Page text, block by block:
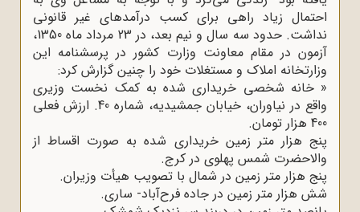
احتمال زیاد راهی برای کسب درآمدهای غیر قانونی
نداشت. حدود سه سال و نیم بعد، در 23 مرداد ماه 1350،
آزمون در مقام معاونت وزارت کشور در پرسشنامه این
وزارتخانه املاک و مستغلات خود را چنین گزارش کرد:
« خانه شخصی خریداری شده به کمک نخست وزیری
واقع در نیاوران، خیابان جمشیدیه، شماره 40. ارزش فعلی
400 هزار تومان.
پنج هزار متر زمین خریداری شده به صورت اقساط از
والاحضرت شمس پهلوی در کرج.
پنج هزار متر زمین در شمال با تصویب هیأت وزیران.
شش هزار متر زمین در جاده فرح‌آباد- ساری.